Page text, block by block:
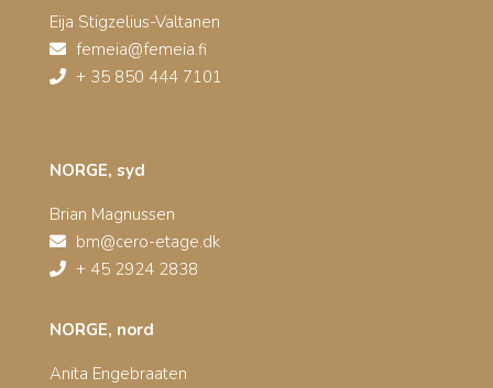
Eija Stigzelius-Valtanen
femeia@femeia.fi
+ 35 850 444 7101
NORGE, syd
Brian Magnussen
bm@cero-etage.dk
+ 45 2924 2838
NORGE, nord
Anita Engebraaten